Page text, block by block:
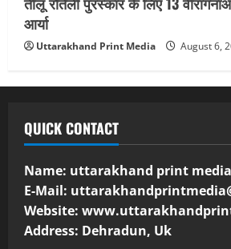
आर्या
Uttarakhand Print Media August 6,
QUICK CONTACT
Name: uttarakhand print media
E-Mail:
Website:
Address: Dehradun, Uk